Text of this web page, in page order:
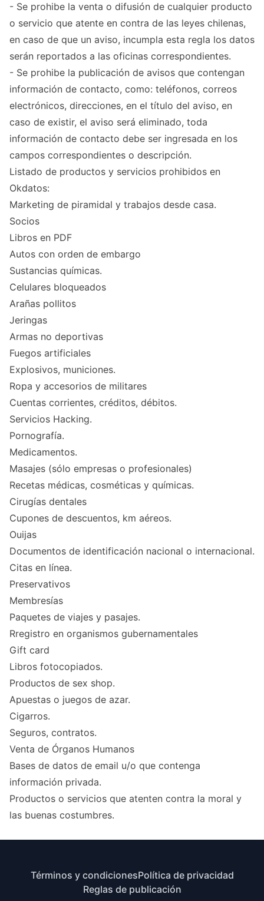
- Se prohibe la venta o difusión de cualquier producto
o servicio que atente en contra de las leyes chilenas,
en caso de que un aviso, incumpla esta regla los datos
serán reportados a las oficinas correspondientes.
- Se prohibe la publicación de avisos que contengan
información de contacto, como: teléfonos, correos
electrónicos, direcciones, en el título del aviso, en
caso de existir, el aviso será eliminado, toda
información de contacto debe ser ingresada en los
campos correspondientes o descripción.
Listado de productos y servicios prohibidos en
Okdatos:
Marketing de piramidal y trabajos desde casa.
Socios
Libros en PDF
Autos con orden de embargo
Sustancias químicas.
Celulares bloqueados
Arañas pollitos
Jeringas
Armas no deportivas
Fuegos artificiales
Explosivos, municiones.
Ropa y accesorios de militares
Cuentas corrientes, créditos, débitos.
Servicios Hacking.
Pornografía.
Medicamentos.
Masajes (sólo empresas o profesionales)
Recetas médicas, cosméticas y químicas.
Cirugías dentales
Cupones de descuentos, km aéreos.
Ouijas
Documentos de identificación nacional o internacional.
Citas en línea.
Preservativos
Membresías
Paquetes de viajes y pasajes.
Rregistro en organismos gubernamentales
Gift card
Libros fotocopiados.
Productos de sex shop.
Apuestas o juegos de azar.
Cigarros.
Seguros, contratos.
Venta de Órganos Humanos
Bases de datos de email u/o que contenga
información privada.
Productos o servicios que atenten contra la moral y
las buenas costumbres.
Términos y condicionesPolítica de privacidad
Reglas de publicación